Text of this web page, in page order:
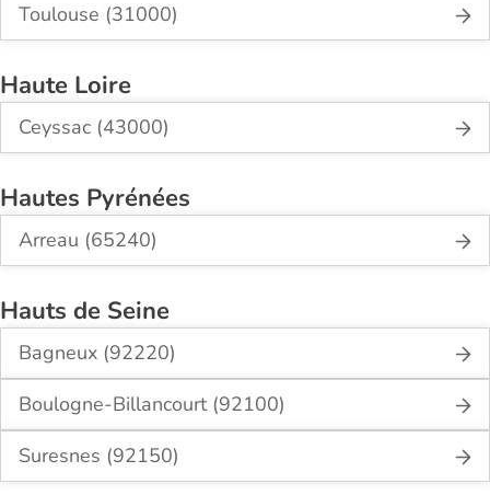
Toulouse (31000)
Haute Loire
Ceyssac (43000)
Hautes Pyrénées
Arreau (65240)
Hauts de Seine
Bagneux (92220)
Boulogne-Billancourt (92100)
Suresnes (92150)